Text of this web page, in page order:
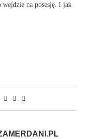
wejdzie na posesję. I jak